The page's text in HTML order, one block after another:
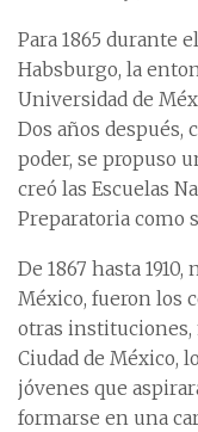
Para 1865 durante
Habsburgo, la
Universidad de
Dos años después,
poder, se propuso
creó las Escuelas
Preparatoria como
De 1867 hasta
México, fueron los
otras instituciones,
Ciudad de México,
jóvenes que
formarse en una